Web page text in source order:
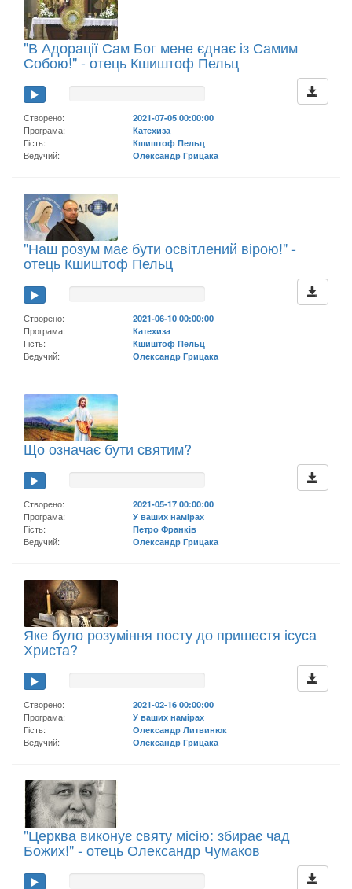
"В Адорації Сам Бог мене єднає із Самим
Собою!" - отець Кшиштоф Пельц
Створено:
2021-07-05 00:00:00
Програма:
Катехиза
Гість:
Кшиштоф Пельц
Ведучий:
Олександр Грицака
"Наш розум має бути освітлений вірою!" -
отець Кшиштоф Пельц
Створено:
2021-06-10 00:00:00
Програма:
Катехиза
Гість:
Кшиштоф Пельц
Ведучий:
Олександр Грицака
Що означає бути святим?
Створено:
2021-05-17 00:00:00
Програма:
У ваших намірах
Гість:
Петро Франків
Ведучий:
Олександр Грицака
Яке було розуміння посту до пришестя ісуса
Христа?
Створено:
2021-02-16 00:00:00
Програма:
У ваших намірах
Гість:
Олександр Литвинюк
Ведучий:
Олександр Грицака
"Церква виконує святу місію: збирає чад
Божих!" - отець Олександр Чумаков